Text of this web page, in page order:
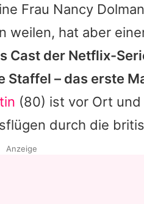
Frau Nancy
weilen, hat aber
Cast der Netflix-
Staffel – das erste
(80) ist vor Ort
durch die
Anzeige